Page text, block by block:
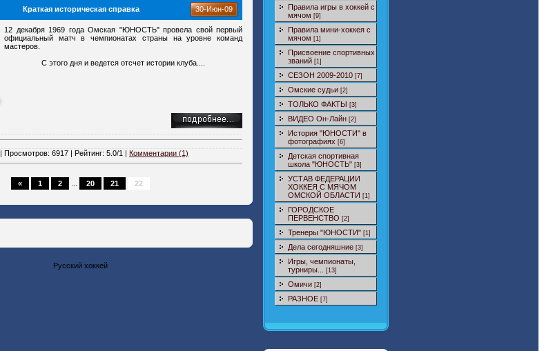
Краткая историческая справка 30-Июн-09
12 декабря 1969 года Омская "ЮНОСТЬ" провела свой первый
официальный матч в чемпионатах страны на уровне команд
мастеров.
С этого дня и ведется отсчет истории клуба....
| Просмотров: 6917 | Рейтинг: 5.0/1 | Комментарии (1)
« 1 2 20 21 22
Русский хоккей
Правила игры в хоккей с
мячом [9]
Правила мини-хоккея с
мячом [1]
Присвоение спортивных
званий [1]
СЕЗОН 2009-2010 [7]
Омские судьи [2]
ТОЛЬКО ФАКТЫ [3]
ВИДЕО Он-Лайн [2]
История "ЮНОСТИ" в
фотографиях [6]
Детская спортивная
школа "ЮНОСТЬ" [3]
УСТАВ ФЕДЕРАЦИИ
ХОККЕЯ С МЯЧОМ
ОМСКОЙ ОБЛАСТИ [1]
ГОРОДСКОЕ
ПЕРВЕНСТВО [2]
Тренеры "ЮНОСТИ" [1]
Дела сегодняшние [3]
Игры, чемпионаты,
турниры...
[13]
Омичи [2]
РАЗНОЕ [7]